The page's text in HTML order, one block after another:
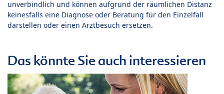
unverbindlich und können aufgrund der räumlichen Distanz
keinesfalls eine Diagnose oder Beratung für den Einzelfall
darstellen oder einen Arztbesuch ersetzen.
Das könnte Sie auch interessieren